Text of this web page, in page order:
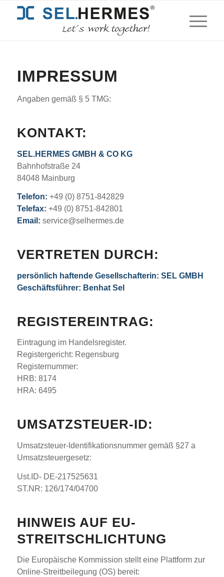
IMPRESSUM
Angaben gemäß § 5 TMG:
KONTAKT:
SEL.HERMES GMBH & CO KG
Bahnhofstraße 24
84048 Mainburg
Telefon: +49 (0) 8751-842829
Telefax: +49 (0) 8751-842801
Email: service@selhermes.de
VERTRETEN DURCH:
persönlich haftende Gesellschafterin: SEL GMBH
Geschäftsführer: Benhat Sel
REGISTEREINTRAG:
Eintragung im Handelsregister.
Registergericht: Regensburg
Registernummer:
HRB: 8174
HRA: 6495
UMSATZSTEUER-ID:
Umsatzsteuer-Identifikationsnummer gemäß §27 a
Umsatzsteuergesetz:
Ust.ID- DE-217525631
ST.NR: 126/174/04700
HINWEIS AUF EU-
STREITSCHLICHTUNG
Die Europäische Kommission stellt eine Plattform zur
Online-Streitbeilegung (OS) bereit: